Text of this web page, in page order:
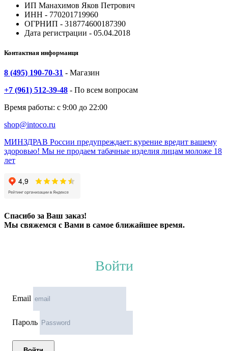
ИП Манахимов Яков Петрович
ИНН - 770201719960
ОГРНИП - 318774600187390
Дата регистрации - 05.04.2018
Контактная информаиця
8 (495) 190-70-31 - Магазин
+7 (961) 512-39-48 - По всем вопросам
Время работы: с 9:00 до 22:00
shop@intoco.ru
МИНЗДРАВ России предупреждает: курение вредит вашему
здоровью! Мы не продаем табачные изделия лицам моложе 18
лет
Спасибо за Ваш заказ!
Мы свяжемся с Вами в самое ближайшее время.
Войти
Email
Пароль